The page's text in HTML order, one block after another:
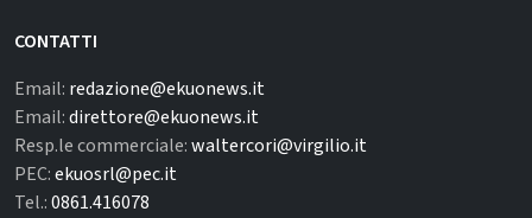
CONTATTI
Email: redazione@ekuonews.it
Email:direttore@ekuonews.it
Resp.le commerciale:waltercori@virgilio.it
PEC:ekuosrl@pec.it
Tel.:0861.416078